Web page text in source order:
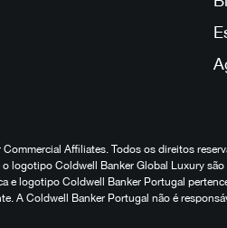
Affiliates. Todos os direitos
logotipo Coldwell Banker Global Luxury
e logotipo Coldwell Banker Portugal
A Coldwell Banker Portugal não é